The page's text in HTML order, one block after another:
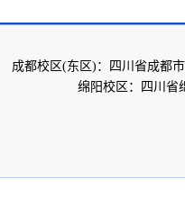
成都校区(东区)：四川省成都
绵阳校区：四川省